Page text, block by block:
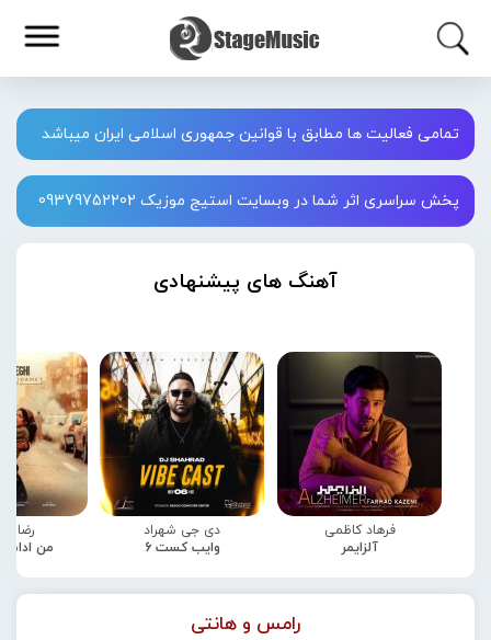
تمامی فعالیت ها مطابق با قوانین جمهوری اسلامی ایران میباشد
پخش سراسری اثر شما در وبسایت استیج موزیک 09379752202
آهنگ های پیشنهادی
فرهاد کاظمی
آلزایمر
دی جی شهراد
وایب کست 6
رضا
من
رامس و هانتی